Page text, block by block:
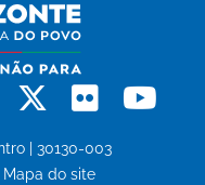
Whatsapp
X Flickr
| 30130-003
Mapa do site